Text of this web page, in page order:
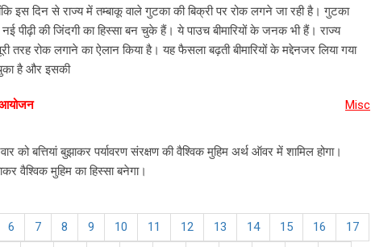
इस दिन से राज्य में तम्बाकू वाले गुटका की बिक्री पर रोक लगने जा रही है। गुटका
पीढ़ी की जिंदगी का हिस्सा बन चुके हैं। ये पाउच बीमारियों के जनक भी हैं। राज्य
रोक लगाने का ऐलान किया है। यह फैसला बढ़ती बीमारियों के मद्देनजर लिया गया
है और इसकी
Misc
को बत्तियां बुझाकर पर्यावरण संरक्षण की वैश्विक मुहिम अर्थ ऑवर में शामिल होगा।
वैश्विक मुहिम का हिस्सा बनेगा।
6 7 8 9 10 11 12 13 14 15 16
17